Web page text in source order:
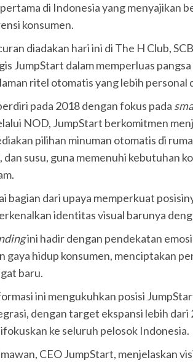
di Indonesia yang menyajikan
konsumen.
diadakan hari ini di The H Club,
JumpStart dalam memperluas
ritel otomatis yang lebih personal
pada 2018 dengan fokus pada
NOD, JumpStart berkomitmen
pilihan minuman otomatis di
dan susu, guna memenuhi kebutuhan
bagian dari upaya memperkuat
identitas visual barunya
ini hadir dengan pendekatan
gaya hidup konsumen, menciptakan
baru.
ini mengukuhkan posisi
dengan target ekspansi lebih dari
ke seluruh pelosok Indonesia.
CEO JumpStart, menjelaskan